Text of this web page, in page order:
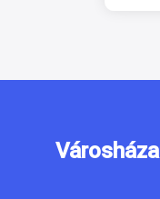
Városháza